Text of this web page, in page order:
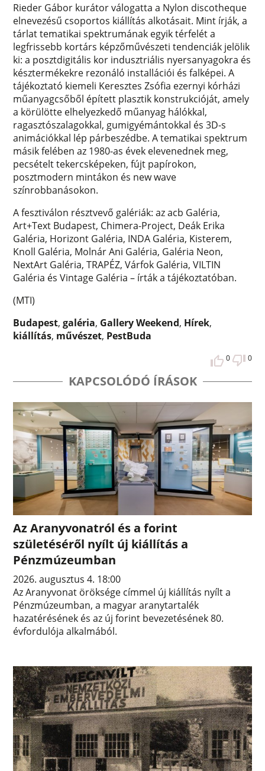
Rieder Gábor kurátor válogatta a Nylon discotheque
elnevezésű csoportos kiállítás alkotásait. Mint írják, a
tárlat tematikai spektrumának egyik térfelét a
legfrissebb kortárs képzőművészeti tendenciák jelölik
ki: a posztdigitális kor indusztriális nyersanyagokra és
késztermékekre rezonáló installációi és falképei. A
tájékoztató kiemeli Keresztes Zsófia ezernyi kórházi
műanyagcsőből épített plasztik konstrukcióját, amely
a körülötte elhelyezkedő műanyag hálókkal,
ragasztószalagokkal, gumigyémántokkal és 3D-s
animációkkal lép párbeszédbe. A tematikai spektrum
másik felében az 1980-as évek elevenednek meg,
pecsételt tekercsképeken, fújt papírokon,
posztmodern mintákon és new wave
színrobbanásokon.
A fesztiválon résztvevő galériák: az acb Galéria,
Art+Text Budapest, Chimera-Project, Deák Erika
Galéria, Horizont Galéria, INDA Galéria, Kisterem,
Knoll Galéria, Molnár Ani Galéria, Galéria Neon,
NextArt Galéria, TRAPÉZ, Várfok Galéria, VILTIN
Galéria és Vintage Galéria – írták a tájékoztatóban.
(MTI)
Budapest,galéria, Gallery Weekend, Hírek,
kiállítás, művészet, PestBuda
0 0
KAPCSOLÓDÓ ÍRÁSOK
Az Aranyvonatról és a forint
születéséről nyílt új kiállítás a
Pénzmúzeumban
2026. augusztus 4. 18:00
Az Aranyvonat öröksége címmel új kiállítás nyílt a
Pénzmúzeumban, a magyar aranytartalék
hazatérésének és az új forint bevezetésének 80.
évfordulója alkalmából.